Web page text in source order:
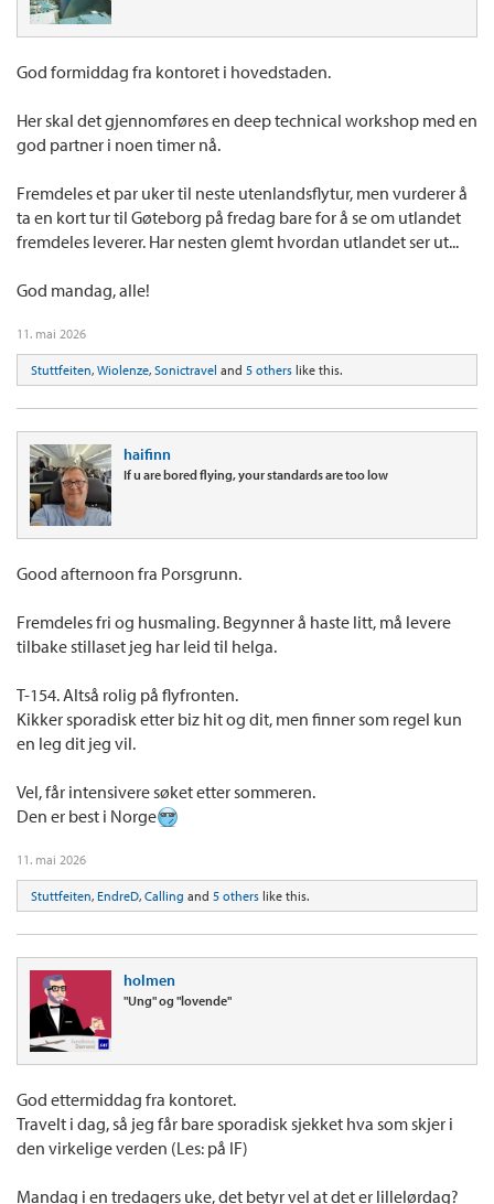
God formiddag fra kontoret i hovedstaden.
Her skal det gjennomføres en deep technical workshop med en
god partner i noen timer nå.
Fremdeles et par uker til neste utenlandsflytur, men vurderer å
ta en kort tur til Gøteborg på fredag bare for å se om utlandet
fremdeles leverer. Har nesten glemt hvordan utlandet ser ut...
God mandag, alle!
11. mai 2026
Stuttfeiten, Wiolenze, Sonictravel and 5 others like this.
haifinn
If u are bored flying, your standards are too low
Good afternoon fra Porsgrunn.
Fremdeles fri og husmaling. Begynner å haste litt, må levere
tilbake stillaset jeg har leid til helga.
T-154. Altså rolig på flyfronten.
Kikker sporadisk etter biz hit og dit, men finner som regel kun
en leg dit jeg vil.
Vel, får intensivere søket etter sommeren.
Den er best i Norge
11. mai 2026
Stuttfeiten, EndreD, Calling and 5 others like this.
holmen
"Ung" og "lovende"
God ettermiddag fra kontoret.
Travelt i dag, så jeg får bare sporadisk sjekket hva som skjer i
den virkelige verden (Les: på IF)
Mandag i en tredagers uke, det betyr vel at det er lillelørdag?